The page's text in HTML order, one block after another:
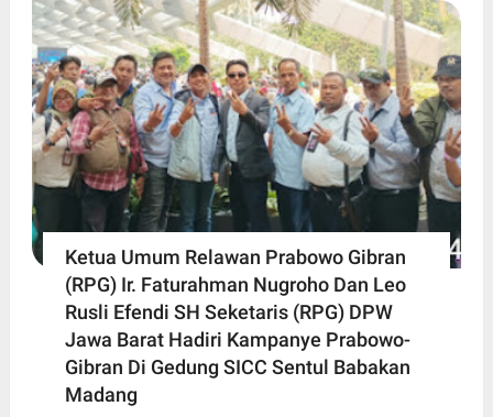
Ketua Umum Relawan Prabowo Gibran
(RPG) Ir. Faturahman Nugroho Dan Leo
Rusli Efendi SH Seketaris (RPG) DPW
Jawa Barat Hadiri Kampanye Prabowo-
Gibran Di Gedung SICC Sentul Babakan
Madang